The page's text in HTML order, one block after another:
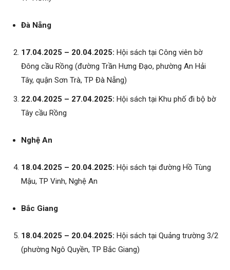
Đà Nẵng
17.04.2025 – 20.04.2025: Hội sách tại Công viên bờ
Đông cầu Rồng (đường Trần Hưng Đạo, phường An Hải
Tây, quận Sơn Trà, TP Đà Nẵng)
22.04.2025 – 27.04.2025: Hội sách tại Khu phố đi bộ bờ
Tây cầu Rồng
Nghệ An
18.04.2025 – 20.04.2025: Hội sách tại đường Hồ Tùng
Mậu, TP Vinh, Nghệ An
Bắc Giang
18.04.2025 – 20.04.2025: Hội sách tại Quảng trường 3/2
(phường Ngô Quyền, TP Bắc Giang)